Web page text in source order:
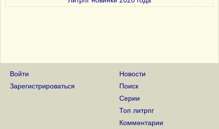
Войти
Зарегистрироваться
Новости
Поиск
Серии
Топ литрпг
Комментарии